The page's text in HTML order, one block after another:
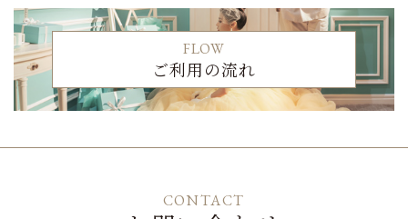
FLOW
ご利用の流れ
CONTACT